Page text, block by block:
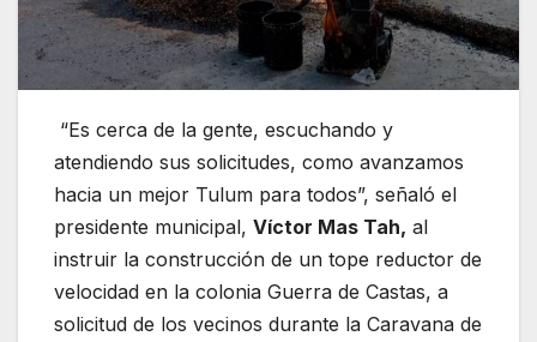
“Es cerca de la gente, escuchando y
atendiendo sus solicitudes, como avanzamos
hacia un mejor Tulum para todos”, señaló el
presidente municipal, Víctor Mas Tah, al
instruir la construcción de un tope reductor de
velocidad en la colonia Guerra de Castas, a
solicitud de los vecinos durante la Caravana de